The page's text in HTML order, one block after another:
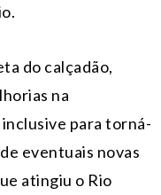
do calçadão,
na
para torná-
eventuais novas
atingiu o Rio